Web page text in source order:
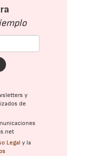
y
de
Legal y la